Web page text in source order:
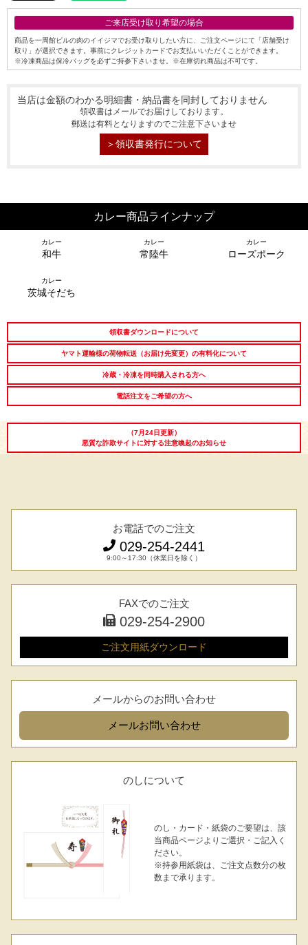
お中元ハムギフ
ト
出産内祝い 結婚内祝い 法事・香典返し
長寿祝い
ふるさと納税
ご来店受け取り希望の場合
商品を一周館ビルの肉のイイジマでお受け取りしたい方に、ご注文ページにて「店舗受け
取り」が選択できます。事前にクレジットカードでお支払いいただくことができます。
※冷凍商品は保冷バッグを必ずご持参下さいませ。※在庫切れ商品は不可です。
当店は金額のわかる明細書・納品書を同封しておりません
領収書はメールでお届けしております。
郵送は有料となりますのでご注意下さいませ
＞領収書発行について
カレー商品ラインナップ
カレー
和牛
カレー
常陸牛
カレー
ローズポーク
カレー
茨城そだち
領収書ダウンロードについて
ヤマト運輸様の荷物転送（お届け先変更）の有料化について
冷蔵・冷凍を同時購入される方へ
電話注文をご希望の方へ
（7月24日更新）
悪質な詐欺サイトに対する注意喚起のお知らせ
お電話でのご注文
029-254-2441
9:00～17:30（休業日を除く）
FAXでのご注文
029-254-2900
ご注文用紙ダウンロード
メールからのお問い合わせ
メールお問い合わせ
のしについて
のし・カード・紙袋のご要望は、該
当商品ページよりご選択・ご記入く
ださい。
※持参用紙袋は、ご注文点数分の枚
数まで承ります。